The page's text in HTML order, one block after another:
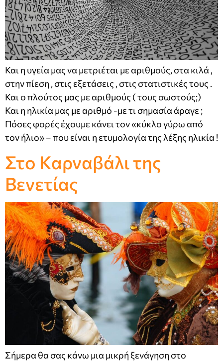
Και η υγεία μας να μετριέται με αριθμούς, στα κιλά ,
στην πίεση , στις εξετάσεις , στις στατιστικές τους .
Και ο πλούτος μας με αριθμούς ( τους σωστούς;)
Και η ηλικία μας με αριθμό -με τι σημασία άραγε ;
Πόσες φορές έχουμε κάνει τον «κύκλο γύρω από
τον ήλιο» – που είναι η ετυμολογία της λέξης ηλικία !
Στο Καρναβάλι της
Βενετίας
Σήμερα θα σας κάνω μια μικρή ξενάγηση στο